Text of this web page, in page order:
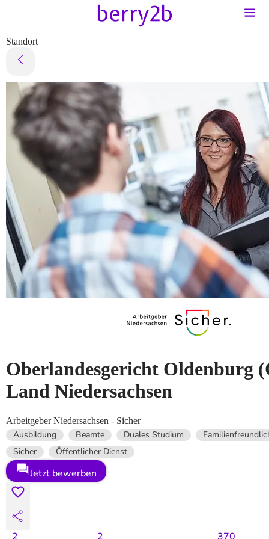
Standort
Oberlandesgericht Oldenburg
Land Niedersachsen
Arbeitgeber Niedersachsen - Sicher
Ausbildung Beamte Duales Studium
Sicher
Öffentlicher Dienst
Jetzt bewerben